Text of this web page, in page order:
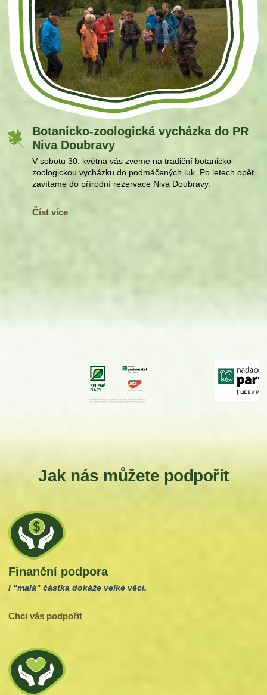
Botanicko-zoologická vycházka do PR
Niva Doubravy
V sobotu 30. května vás zveme na tradiční botanicko-
zoologickou vycházku do podmáčených luk. Po letech opět
zavítáme do přírodní rezervace Niva Doubravy.
Číst více
Jak nás můžete podpořit
Finanční podpora
I "malá" částka dokáže velké věci.
Chci vás podpořit